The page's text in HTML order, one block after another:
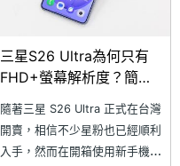
三星S26 Ultra為何只有
FHD+螢幕解析度？簡單2
步驟快速變回QHD+
隨著三星 S26 Ultra 正式在台灣
開賣，相信不少星粉也已經順利
入手，然而在開箱使用新手機一